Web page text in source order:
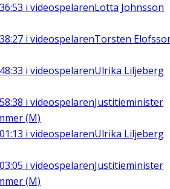
i videospelarenLotta Johnsson
i videospelarenTorsten
i videospelarenUlrika Liljeberg
i videospelarenJustitieminister
(M)
i videospelarenUlrika Liljeberg
i videospelarenJustitieminister
(M)